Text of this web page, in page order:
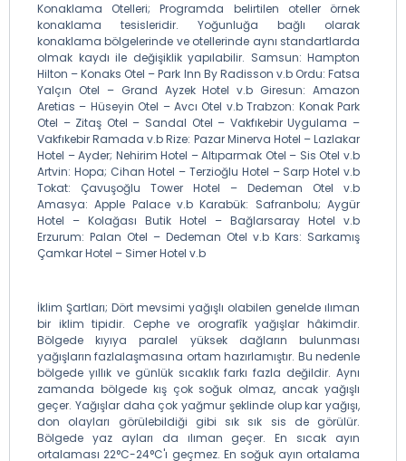
Konaklama Otelleri; Programda belirtilen oteller örnek
konaklama tesisleridir. Yoğunluğa bağlı olarak
konaklama bölgelerinde ve otellerinde aynı standartlarda
olmak kaydı ile değişiklik yapılabilir. Samsun: Hampton
Hilton – Konaks Otel – Park Inn By Radisson v.b Ordu: Fatsa
Yalçın Otel – Grand Ayzek Hotel v.b Giresun: Amazon
Aretias – Hüseyin Otel – Avcı Otel v.b Trabzon: Konak Park
Otel – Zitaş Otel – Sandal Otel – Vakfıkebir Uygulama –
Vakfıkebir Ramada v.b Rize: Pazar Minerva Hotel – Lazlakar
Hotel – Ayder; Nehirim Hotel – Altıparmak Otel – Sis Otel v.b
Artvin: Hopa; Cihan Hotel – Terzioğlu Hotel – Sarp Hotel v.b
Tokat: Çavuşoğlu Tower Hotel – Dedeman Otel v.b
Amasya: Apple Palace v.b Karabük: Safranbolu; Aygür
Hotel – Kolağası Butik Hotel – Bağlarsaray Hotel v.b
Erzurum: Palan Otel – Dedeman Otel v.b Kars: Sarkamış
Çamkar Hotel – Simer Hotel v.b
İklim Şartları; Dört mevsimi yağışlı olabilen genelde ılıman
bir iklim tipidir. Cephe ve orografîk yağışlar hâkimdir.
Bölgede kıyıya paralel yüksek dağların bulunması
yağışların fazlalaşmasına ortam hazırlamıştır. Bu nedenle
bölgede yıllık ve günlük sıcaklık farkı fazla değildir. Aynı
zamanda bölgede kış çok soğuk olmaz, ancak yağışlı
geçer. Yağışlar daha çok yağmur şeklinde olup kar yağışı,
don olayları görülebildiği gibi sık sık sis de görülür.
Bölgede yaz ayları da ılıman geçer. En sıcak ayın
ortalaması 22°C-24°C'ı geçmez. En soğuk ayın ortalama